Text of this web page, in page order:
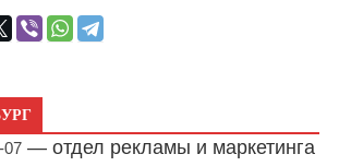
07 — отдел рекламы и маркетинга